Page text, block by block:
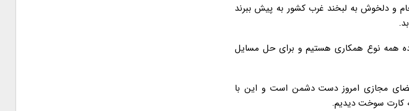
و دلخوش به لبخند غرب کشور به پیش ببرند
همه نوع همکاری هستیم و برای حل مسایل
مجازی امروز دست دشمن است و این با
کارت سوخت دیدیم.